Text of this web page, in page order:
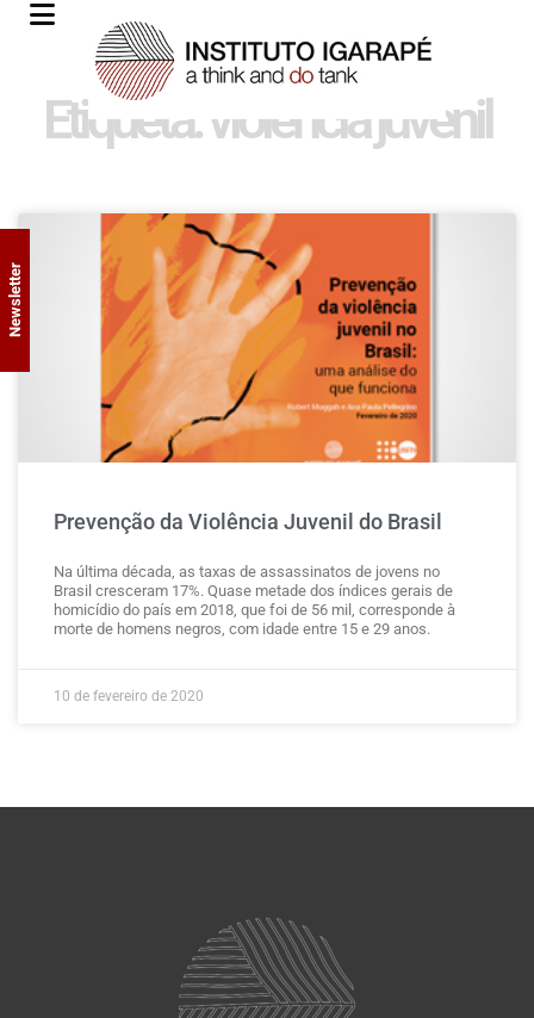
Etiqueta: violência juvenil
Prevenção da Violência Juvenil do Brasil
Na última década, as taxas de assassinatos de jovens no
Brasil cresceram 17%. Quase metade dos índices gerais de
homicídio do país em 2018, que foi de 56 mil, corresponde à
morte de homens negros, com idade entre 15 e 29 anos.
10 de fevereiro de 2020
Newsletter